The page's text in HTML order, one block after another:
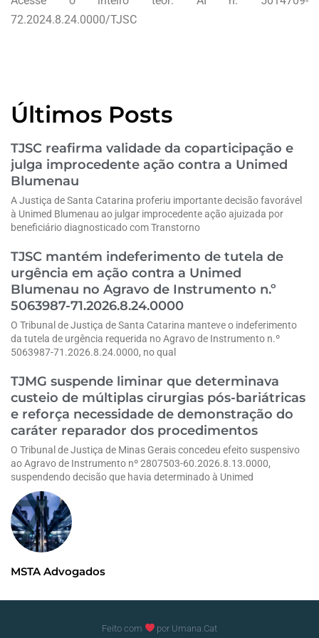
MSTA Advogados
72.2024.8.24.0000/TJSC
Últimos Posts
TJSC reafirma validade da coparticipação e
julga improcedente ação contra a Unimed
Blumenau
A Justiça de Santa Catarina proferiu importante decisão favorável
à Unimed Blumenau ao julgar improcedente ação ajuizada por
beneficiário diagnosticado com Transtorno
TJSC mantém indeferimento de tutela de
urgência em ação contra a Unimed
Blumenau no Agravo de Instrumento n.º
5063987-71.2026.8.24.0000
O Tribunal de Justiça de Santa Catarina manteve o indeferimento
da tutela de urgência requerida no Agravo de Instrumento n.º
5063987-71.2026.8.24.0000, no qual
TJMG suspende liminar que determinava
custeio de múltiplas cirurgias pós-bariátricas
e reforça necessidade de demonstração do
caráter reparador dos procedimentos
O Tribunal de Justiça de Minas Gerais concedeu efeito suspensivo
ao Agravo de Instrumento nº 2807503-60.2026.8.13.0000,
suspendendo decisão que havia determinado à Unimed
Feito com por Umana.Cat